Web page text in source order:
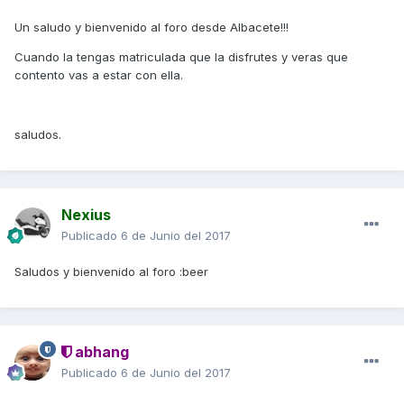
Un saludo y bienvenido al foro desde Albacete!!!
Cuando la tengas matriculada que la disfrutes y veras que
contento vas a estar con ella.
saludos.
Nexius
Publicado 6 de Junio del 2017
Saludos y bienvenido al foro :beer
abhang
Publicado 6 de Junio del 2017